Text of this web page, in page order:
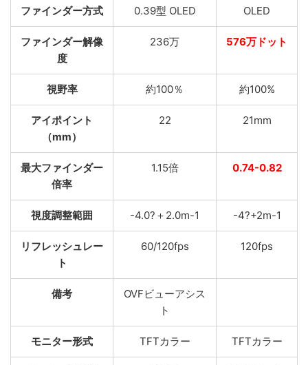
ファインダー方式 0.39型 OLED OLED
ファインダー解像
度
236万 576万ドット
視野率 約100％ 約100%
アイポイント
（mm）
22 21mm
最大ファインダー
倍率
1.15倍 0.74-0.82
視度調整範囲 -4.0?＋2.0m-1 -4?+2m-1
リフレッシュレー
ト
60/120fps 120fps
備考
OVFビューアシス
ト
モニター形式 TFTカラー TFTカラー